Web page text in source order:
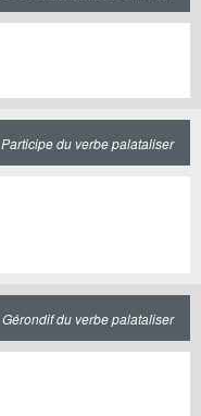
Participe du verbe palataliser
Gérondif du verbe palataliser